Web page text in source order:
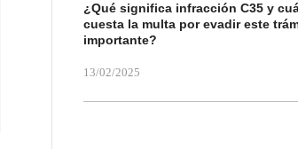
¿Qué significa infracción C35 y
cuesta la multa por evadir este
importante?
13/02/2025